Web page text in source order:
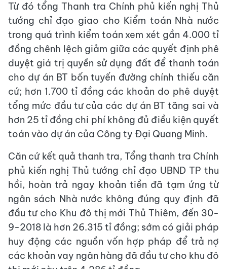
Từ đó tổng Thanh tra Chính phủ kiến nghị Thủ
tướng chỉ đạo giao cho Kiểm toán Nhà nước
trong quá trình kiểm toán xem xét gần 4.000 tỉ
đồng chênh lệch giảm giữa các quyết định phê
duyệt giá trị quyền sử dụng đất để thanh toán
cho dự án BT bốn tuyến đường chính thiếu căn
cứ; hơn 1.700 tỉ đồng các khoản do phê duyệt
tổng mức đầu tư của các dự án BT tăng sai và
hơn 25 tỉ đồng chi phí không đủ điều kiện quyết
toán vào dự án của Công ty Đại Quang Minh.
Căn cứ kết quả thanh tra, Tổng thanh tra Chính
phủ kiến nghị Thủ tướng chỉ đạo UBND TP thu
hồi, hoàn trả ngay khoản tiền đã tạm ứng từ
ngân sách Nhà nước không đúng quy định đã
đầu tư cho Khu đô thị mới Thủ Thiêm, đến 30-
9-2018 là hơn 26.315 tỉ đồng; sớm có giải pháp
huy động các nguồn vốn hợp pháp để trả nợ
các khoản vay ngân hàng đã đầu tư cho khu đô